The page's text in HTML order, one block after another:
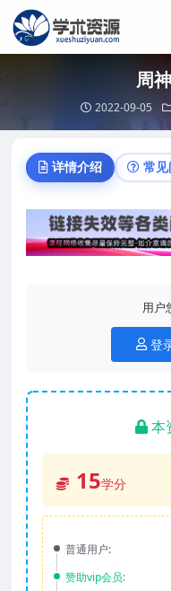
周
2022-09-05
详情介绍 常
用户
登
本
15学分
普通用户:
赞助vip会员: